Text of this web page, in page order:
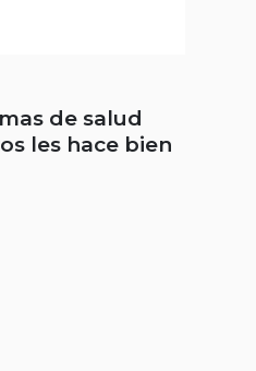
de salud
les hace bien